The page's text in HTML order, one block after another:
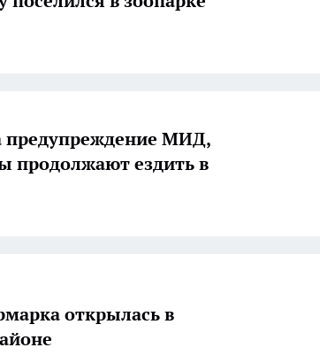
предупреждение МИД,
продолжают ездить в
открылась в